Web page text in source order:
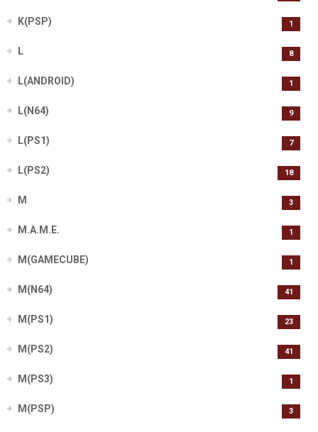
K(PSP) 1
L 8
L(ANDROID) 1
L(N64) 9
L(PS1) 7
L(PS2) 18
M 3
M.A.M.E. 1
M(GAMECUBE) 1
M(N64) 41
M(PS1) 23
M(PS2) 41
M(PS3) 1
M(PSP) 3